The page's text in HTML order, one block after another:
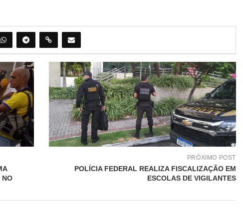
NO
PRÓXIMO POST
POLÍCIA FEDERAL REALIZA FISCALIZAÇÃO EM
ESCOLAS DE VIGILANTES